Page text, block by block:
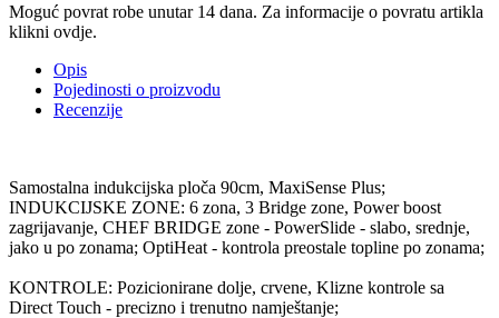
Moguć povrat robe unutar 14 dana. Za informacije o povratu artikla
klikni ovdje.
Opis
Pojedinosti o proizvodu
Recenzije
Samostalna indukcijska ploča 90cm, MaxiSense Plus;
INDUKCIJSKE ZONE: 6 zona, 3 Bridge zone, Power boost
zagrijavanje, CHEF BRIDGE zone - PowerSlide - slabo, srednje,
jako u po zonama; OptiHeat - kontrola preostale topline po zonama;
KONTROLE: Pozicionirane dolje, crvene, Klizne kontrole sa
Direct Touch - precizno i trenutno namještanje;